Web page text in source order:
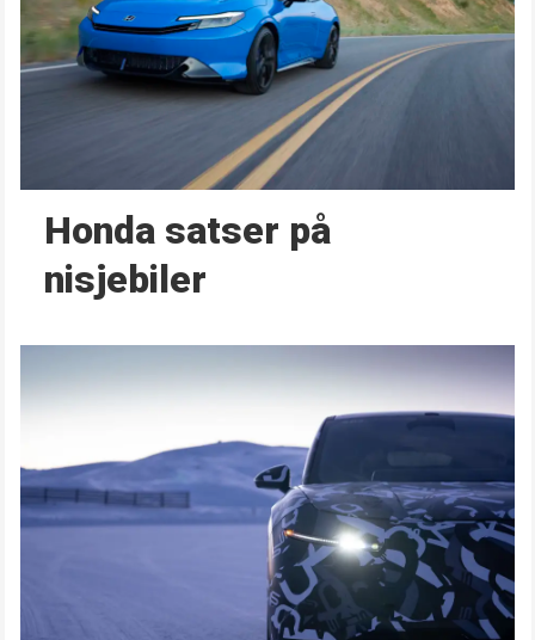
Honda satser på
nisjebiler